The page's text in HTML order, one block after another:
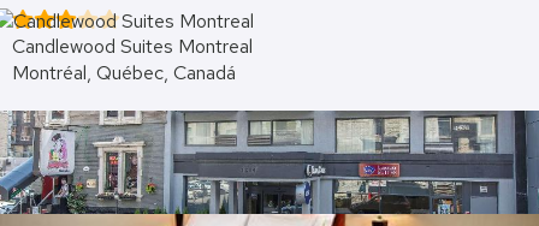
Candlewood Suites Montreal
Montréal, Québec, Canadá
Comfort Suites Downtown
Montréal, Québec, Canadá